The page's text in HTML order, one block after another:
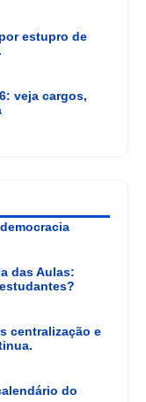
estupro de
veja cargos,
das Aulas:
centralização e
do